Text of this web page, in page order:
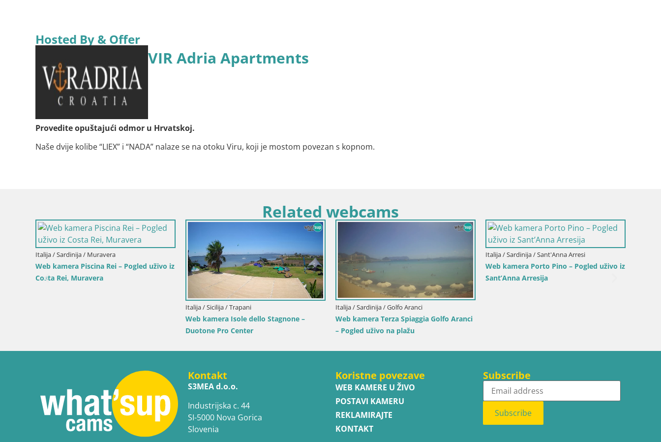
Hosted By & Offer
VIR Adria Apartments
Provedite opuštajući odmor u Hrvatskoj.
Naše dvije kolibe “LIEX” i “NADA” nalaze se na otoku Viru, koji je mostom povezan s kopnom.
Related webcams
Italija / Sardinija / Muravera
Web kamera Piscina Rei – Pogled uživo iz
Costa Rei, Muravera
Italija / Sicilija / Trapani
Web kamera Isole dello Stagnone –
Duotone Pro Center
Italija / Sardinija / Golfo Aranci
Web kamera Terza Spiaggia Golfo Aranci
– Pogled uživo na plažu
Italija / Sardinija / Sant'Anna Arresi
Web kamera Porto Pino – Pogled uživo iz
Sant’Anna Arresija
Kontakt
S3MEA d.o.o.
Industrijska c. 44
SI-5000 Nova Gorica
Slovenia
Koristne povezave
WEB KAMERE U ŽIVO
POSTAVI KAMERU
REKLAMIRAJTE
KONTAKT
Subscribe
Subscribe